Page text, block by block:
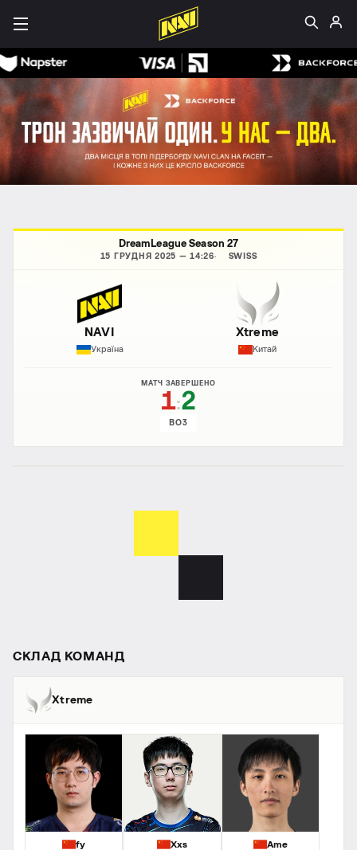
DreamLeague Season 27
15 ГРУДНЯ 2025 — 14:26 SWISS
NAVI
Україна
МАТЧ ЗАВЕРШЕНО
1:2
BO3
Xtreme
Китай
СКЛАД КОМАНД
Xtreme
fy Xxs Ame